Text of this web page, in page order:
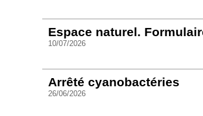
Espace naturel.
10/07/2026
Arrêté cyanobactéries
26/06/2026